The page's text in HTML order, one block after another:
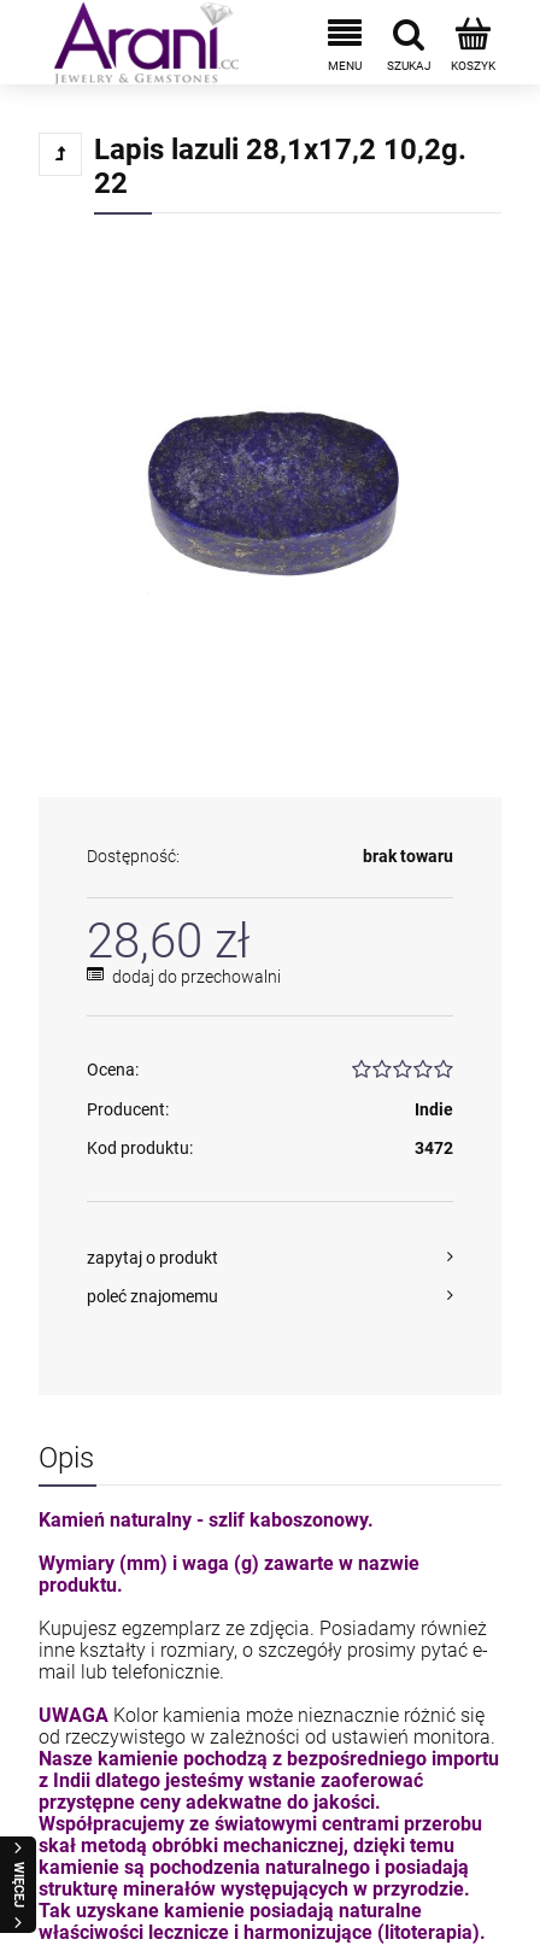
WIĘCEJ
Lapis lazuli 28,1x17,2 10,2g.
22
Dostępność: brak towaru
28,60 zł
dodaj do przechowalni
Ocena:
Producent:
Indie
Kod produktu:
3472
zapytaj o produkt
poleć znajomemu
Opis
Kamień naturalny - szlif kaboszonowy.
Wymiary (mm) i waga (g) zawarte w nazwie
produktu.
Kupujesz egzemplarz ze zdjęcia. Posiadamy również
inne kształty i rozmiary, o szczegóły prosimy pytać e-
mail lub telefonicznie.
UWAGA Kolor kamienia może nieznacznie różnić się
od rzeczywistego w zależności od ustawień monitora.
Nasze kamienie pochodzą z bezpośredniego importu
z Indii dlatego jesteśmy wstanie zaoferować
przystępne ceny adekwatne do jakości.
Współpracujemy ze światowymi centrami przerobu
skał metodą obróbki mechanicznej, dzięki temu
kamienie są pochodzenia naturalnego i posiadają
strukturę minerałów występujących w przyrodzie.
Tak uzyskane kamienie posiadają naturalne
właściwości lecznicze i harmonizujące (litoterapia).